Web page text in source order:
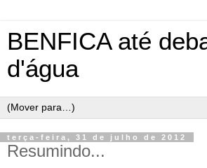
BENFICA até
d'água
terça-feira, 31 de julho de 2012
Resumindo...